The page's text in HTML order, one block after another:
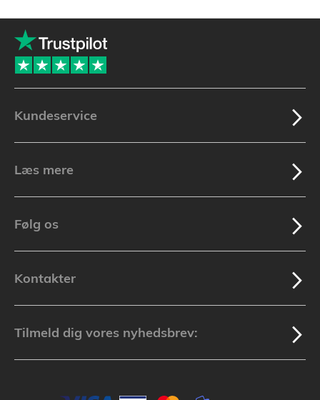
Kundeservice
Læs mere
Følg os
Kontakter
Tilmeld dig vores nyhedsbrev: